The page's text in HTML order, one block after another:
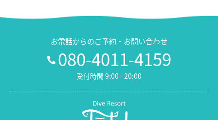
お電話からのご予約・お問い合わせ
080-4011-4159
受付時間 9:00 - 20:00